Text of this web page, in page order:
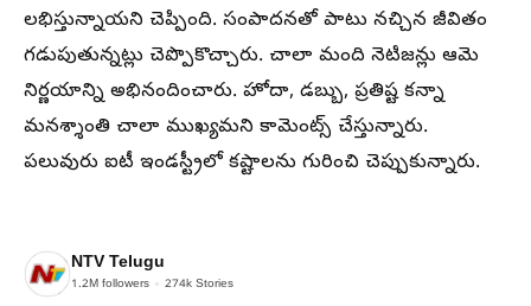
లభిస్తున్నాయని చెప్పింది. సంపాదనతో పాటు నచ్చిన జీవితం
గడుపుతున్నట్లు చెప్పొకొచ్చారు. చాలా మంది నెటిజన్లు ఆమె
నిర్ణయాన్ని అభినందించారు. హోదా, డబ్బు, ప్రతిష్ట కన్నా
మనశ్శాంతి చాలా ముఖ్యమని కామెంట్స్ చేస్తున్నారు.
పలువురు ఐటీ ఇండస్ట్రీలో కష్టాలను గురించి చెప్పుకున్నారు.
NTV Telugu
1.2M followers 274k Stories